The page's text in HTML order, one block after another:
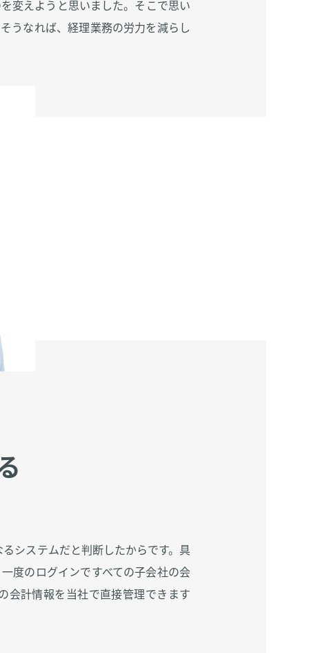
変えようと思いました。そこで思い
うなれば、経理業務の労力を減らし
システムだと判断したからです。具
度のログインですべての子会社の会
会計情報を当社で直接管理できます